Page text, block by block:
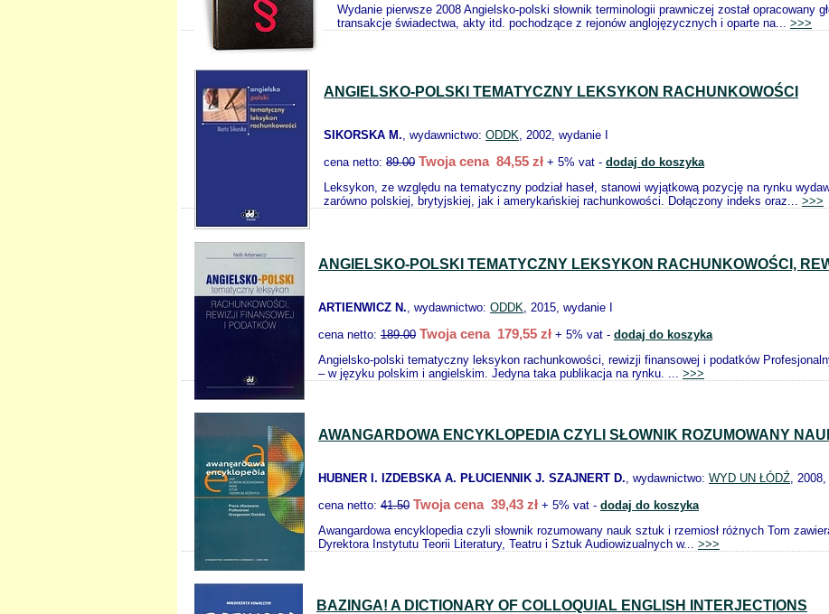
Wydanie pierwsze 2008 Angielsko-polski słownik terminologii prawniczej został opracowany
transakcje świadectwa, akty itd. pochodzące z rejonów anglojęzycznych i oparte na... >>>
ANGIELSKO-POLSKI TEMATYCZNY LEKSYKON RACHUNKOWOŚCI
SIKORSKA M., wydawnictwo: ODDK, 2002, wydanie I
cena netto: 89.00 Twoja cena 84,55 zł + 5% vat - dodaj do koszyka
Leksykon, ze względu na tematyczny podział haseł, stanowi wyjątkową pozycję na rynku
zarówno polskiej, brytyjskiej, jak i amerykańskiej rachunkowości. Dołączony indeks oraz... >>>
ANGIELSKO-POLSKI TEMATYCZNY LEKSYKON RACHUNKOWOŚCI,
ARTIENWICZ N., wydawnictwo: ODDK, 2015, wydanie I
cena netto: 189.00 Twoja cena 179,55 zł + 5% vat - dodaj do koszyka
Angielsko-polski tematyczny leksykon rachunkowości, rewizji finansowej i podatków
– w języku polskim i angielskim. Jedyna taka publikacja na rynku. ... >>>
AWANGARDOWA ENCYKLOPEDIA CZYLI SŁOWNIK ROZUMOWANY
HUBNER I. IZDEBSKA A. PŁUCIENNIK J. SZAJNERT D., wydawnictwo: WYD UN ŁÓDŹ, 2008,
cena netto: 41.50 Twoja cena 39,43 zł + 5% vat - dodaj do koszyka
Awangardowa encyklopedia czyli słownik rozumowany nauk sztuk i rzemiosł różnych Tom
Dyrektora Instytutu Teorii Literatury, Teatru i Sztuk Audiowizualnych w... >>>
BAZINGA! A DICTIONARY OF COLLOQUIAL ENGLISH INTERJECTIONS